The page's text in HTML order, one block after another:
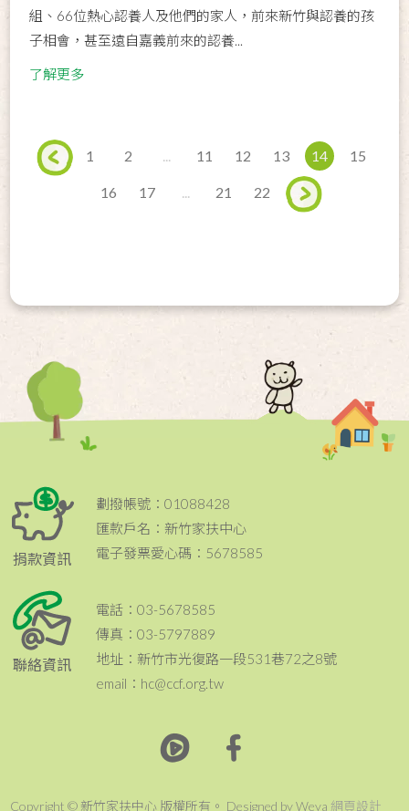
組、66位熱心認養人及他們的家人，前來新竹與認養的孩
子相會，甚至遠自嘉義前來的認養...
了解更多
1 2 11 12 13 14 15
16 17 21 22
捐款資訊
劃撥帳號：01088428
匯款戶名：新竹家扶中心
電子發票愛心碼：5678585
聯絡資訊
電話：03-5678585
傳真：03-5797889
地址：新竹市光復路一段531巷72之8號
email：hc@ccf.org.tw
Copyright © 新竹家扶中心 版權所有。 Designed by Weya 網頁設計